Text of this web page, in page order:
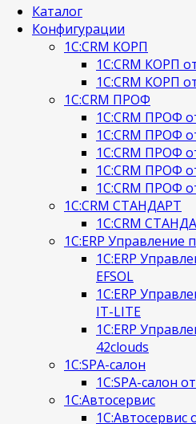
Каталог
Конфигурации
1С:CRM КОРП
1С:CRM КОРП
1С:CRM КОРП
1С:CRM ПРОФ
1С:CRM ПРОФ
1С:CRM ПРОФ
1С:CRM ПРОФ
1С:CRM ПРОФ
1С:CRM ПРОФ
1С:CRM СТАНДАРТ
1С:CRM
1С:ERP Управление
1С:ERP
EFSOL
1С:ERP
IT-LITE
1С:ERP
42clouds
1С:SPA-салон
1С:SPA-салон
1С:Автосервис
1С:Автосервис